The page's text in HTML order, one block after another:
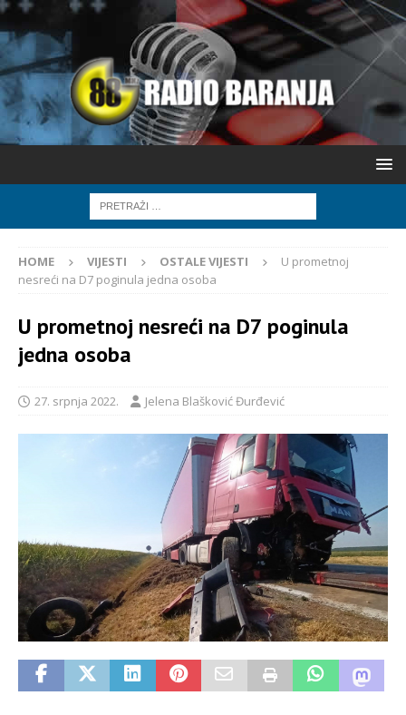
HOME VIJESTI OSTALE VIJESTI
U prometnoj
nesreći na D7 poginula jedna osoba
U prometnoj nesreći na D7 poginula
jedna osoba
27. srpnja 2022. Jelena Blašković Đurđević